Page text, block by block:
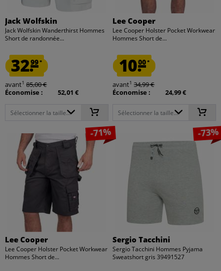
Jack Wolfskin
Jack Wolfskin Wanderthirst Hommes
Short de randonnée...
32.99*
avant1 85,00 €
Économise :
52,01 €
Sélectionner la taille...
Lee Cooper
Lee Cooper Holster Pocket Workwear
Hommes Short de...
10.00*
avant1 34,99 €
Économise :
24,99 €
Sélectionner la taille...
-71%
Lee Cooper
Lee Cooper Holster Pocket Workwear
Hommes Short de...
-73%
Sergio Tacchini
Sergio Tacchini Hommes Pyjama
Sweatshort gris 39491527